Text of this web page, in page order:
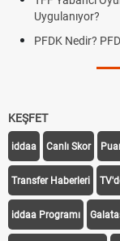
Süreci
KEŞFET
iddaa Canlı Skor
Transfer Haberleri
iddaa Programı